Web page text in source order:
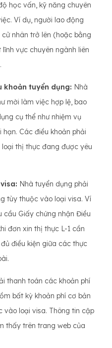
học vấn, kỹ năng chuyên
Ví dụ, người lao động
nhân trở lên (hoặc bằng
vực chuyên ngành liên
khoản tuyển dụng: Nhà
mời làm việc hợp lệ, bao
cụ thể như nhiệm vụ
Các điều khoản phải
thị thực đang được yêu
Nhà tuyển dụng phải
tùy thuộc vào loại visa. Ví
cầu Giấy chứng nhận Điều
đơn xin thị thực L-1 cần
điều kiện giữa các thực
thanh toán các khoản phí
bất kỳ khoản phí cơ bản
vào loại visa. Thông tin cập
thấy trên trang web của